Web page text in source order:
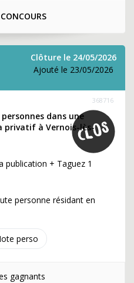
Clôture le 24/05/2026
Ajouté le 23/05/2026
perso
368716
dans une
privatif à Vernois-lès-
publication + Taguez 1
personne résidant en
gagnants